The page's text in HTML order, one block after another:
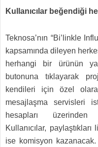
Kullanıcılar beğendiği
Teknosa’nın “Bi’linkle
kapsamında dileyen
herhangi bir ürünün
butonuna tıklayarak
kendileri için özel
mesajlaşma servisleri
hesapları üzerinden
Kullanıcılar, paylaştıkları
ise komisyon